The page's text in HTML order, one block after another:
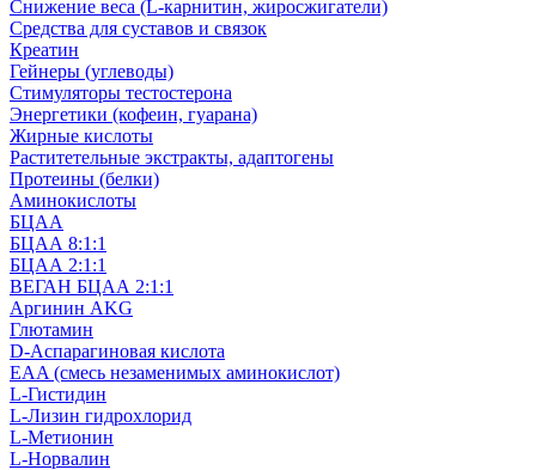
Снижение веса (L-карнитин, жиросжигатели)
Средства для суставов и связок
Креатин
Гейнеры (углеводы)
Стимуляторы тестостерона
Энергетики (кофеин, гуарана)
Жирные кислоты
Раститетельные экстракты, адаптогены
Протеины (белки)
Аминокислоты
БЦАА
БЦАА 8:1:1
БЦАА 2:1:1
ВЕГАН БЦАА 2:1:1
Аргинин AKG
Глютамин
D-Аспарагиновая кислота
EAA (смесь незаменимых аминокислот)
L-Гистидин
L-Лизин гидрохлорид
L-Метионин
L-Норвалин